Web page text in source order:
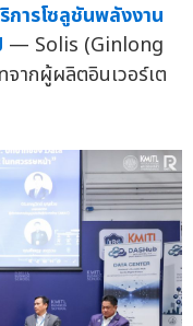
ารโซลูชันพลังงาน
— Solis (Ginlong
ากผู้ผลิตอินเวอร์เต